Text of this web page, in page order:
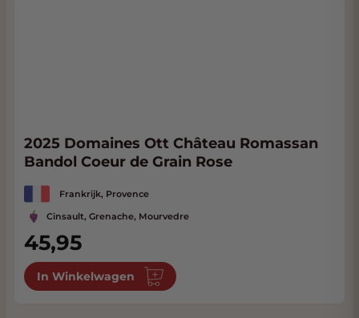
2025 Domaines Ott Château Romassan
Bandol Coeur de Grain Rose
Frankrijk, Provence
Cinsault, Grenache, Mourvedre
45,95
In Winkelwagen